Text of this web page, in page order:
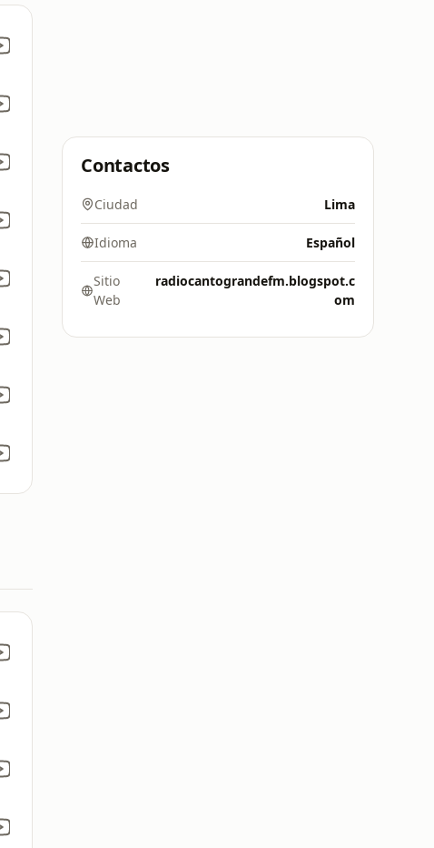
Contactos
Ciudad Lima
Idioma Español
Sitio
Web
radiocantograndefm.blogspot.c
om